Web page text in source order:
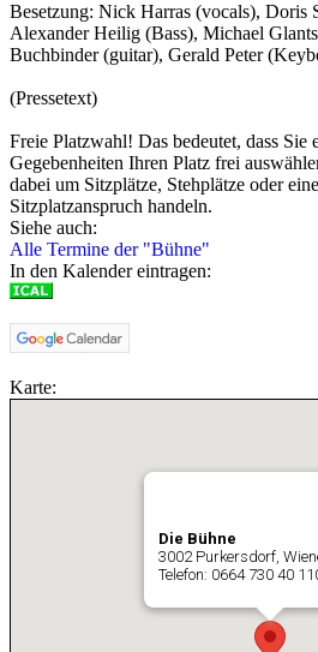
Besetzung: Nick Harras (vocals), Doris
Alexander Heilig (Bass), Michael
Buchbinder (guitar), Gerald Peter
(Pressetext)
Freie Platzwahl! Das bedeutet, dass Sie
Gegebenheiten Ihren Platz frei
dabei um Sitzplätze, Stehplätze oder
Sitzplatzanspruch handeln.
Siehe auch:
Alle Termine der "Bühne"
In den Kalender eintragen:
Karte:
Die Bühne
3002 Purkersdorf,
Telefon: 0664 730 40